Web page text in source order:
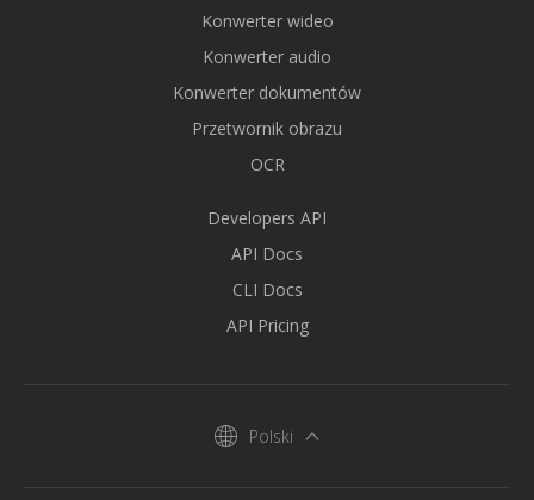
Konwerter wideo
Konwerter audio
Konwerter dokumentów
Przetwornik obrazu
OCR
Developers API
API Docs
CLI Docs
API Pricing
Polski